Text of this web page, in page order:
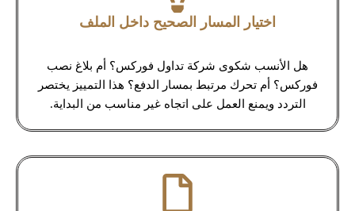
اختيار المسار الصحيح داخل الملف
هل الأنسب شكوى شركة تداول فوركس؟ أم بلاغ نصب
فوركس؟ أم تحرك مرتبط بمسار الدفع؟ هذا التمييز يختصر
التردد ويمنع العمل على اتجاه غير مناسب من البداية.